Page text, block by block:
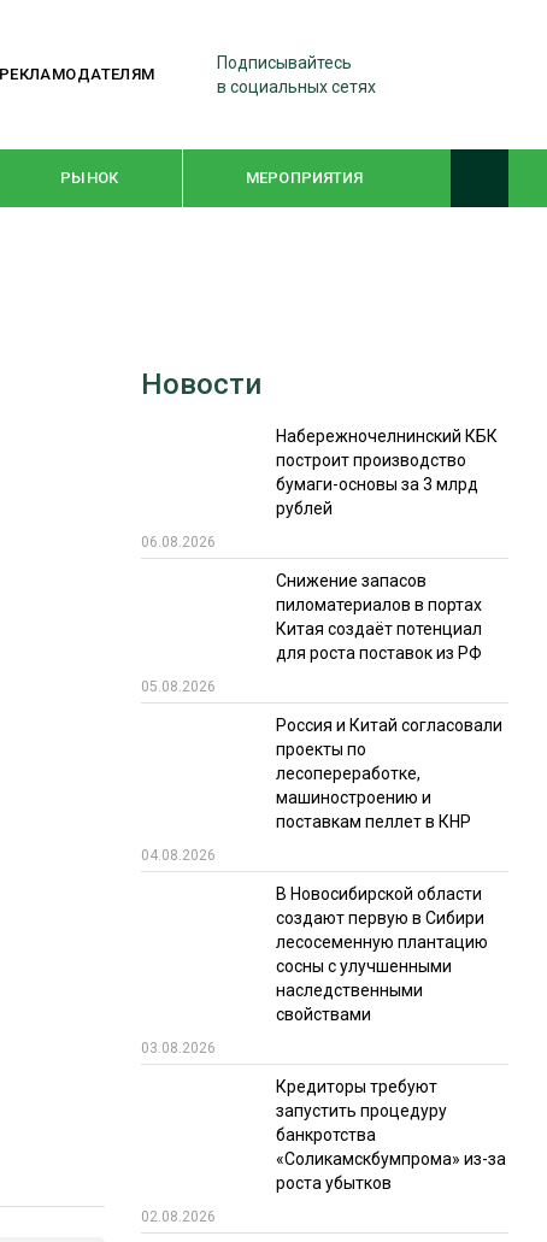
РЕКЛАМОДАТЕЛЯМ
Подписывайтесь
в социальных сетях
РЫНОК МЕРОПРИЯТИЯ
WOODEX-2021
СУШКА ДРЕВЕСИНЫ
ИТОГИ МЕРОПРИЯТИЙ
Новости
Набережночелнинский КБК
построит производство
бумаги-основы за 3 млрд
рублей
06.08.2026
Снижение запасов
пиломатериалов в портах
Китая создаёт потенциал
для роста поставок из РФ
05.08.2026
Россия и Китай согласовали
проекты по
лесопереработке,
машиностроению и
поставкам пеллет в КНР
04.08.2026
В Новосибирской области
создают первую в Сибири
лесосеменную плантацию
сосны с улучшенными
наследственными
свойствами
03.08.2026
Кредиторы требуют
запустить процедуру
банкротства
«Соликамскбумпрома» из-за
роста убытков
02.08.2026